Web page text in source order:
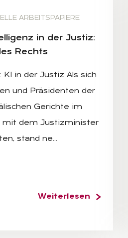
ARBEITSPAPIERE
in der Jus­tiz:
Rechts
KI in der Justiz Als sich
und Präsidenten der
Gerichte im
mit dem Justizminister
stand ne…
Weiterlesen